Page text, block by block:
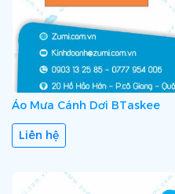
Áo Mưa Cánh Dơi BTaskee
Liên hệ